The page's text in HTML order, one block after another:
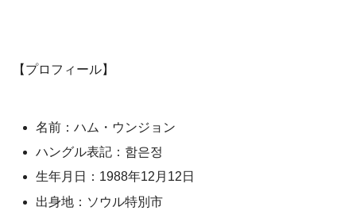
【プロフィール】
名前：ハム・ウンジョン
ハングル表記：함은정
生年月日：1988年12月12日
出身地：ソウル特別市